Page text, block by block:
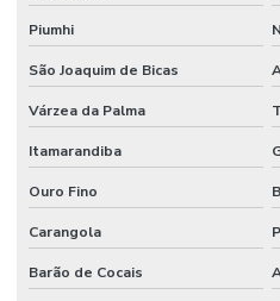
Manutenção Preditiva E Iot
Manutenção Preditiva Para Indústria
Manutenção Preditiva Reduzindo
Manutenção Preventiva
Manutenção preventiva
Manutenção preventiva ar
Manutenção Preventiva Com
Piumhi
São Joaquim de Bicas
Várzea da Palma
Itamarandiba
Ouro Fino
Carangola
Barão de Cocais